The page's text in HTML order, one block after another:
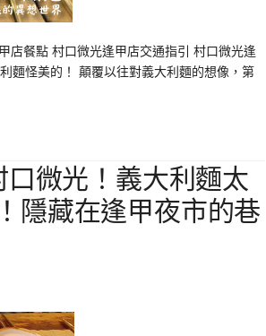
店餐點 村口微光逢甲店交通指引 村口微光逢
麵怪美的！ 顛覆以往對義大利麵的想像，第
口微光！義大利麵太
隱藏在逢甲夜市的巷